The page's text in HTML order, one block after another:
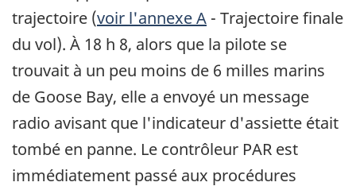
trajectoire (voir l'annexe A - Trajectoire finale
du vol). À 18 h 8, alors que la pilote se
trouvait à un peu moins de 6 milles marins
de Goose Bay, elle a envoyé un message
radio avisant que l'indicateur d'assiette était
tombé en panne. Le contrôleur PAR est
immédiatement passé aux procédures